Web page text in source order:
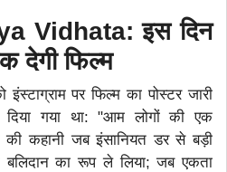
Vidhata: इस दिन
देगी फिल्म
इंस्टाग्राम पर फिल्म का पोस्टर जारी
गया था: "आम लोगों की एक
की कहानी जब इंसानियत डर से बड़ी
बलिदान का रूप ले लिया; जब एकता